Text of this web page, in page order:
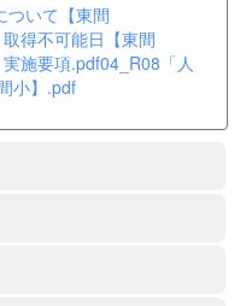
ついて【東間
得不可能日【東間
施要項.pdf04_R08「人
小】.pdf